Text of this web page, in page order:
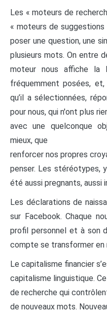
Les « moteurs de
« moteurs de
poser une question, une
plusieurs mots. On entre
moteur nous affiche la
fréquemment posées,
qu’il a sélectionnées,
pour nous, qui n'ont plus
avec une quelconque
mieux, que
renforcer nos propres
penser. Les stéréotypes,
été aussi pregnants, aussi
Les déclarations de
sur Facebook. Chaque
profil personnel et à son
compte se transformer en
Le capitalisme financier
capitalisme linguistique.
de recherche qui
de nouveaux mots.